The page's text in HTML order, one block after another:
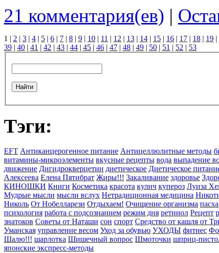
21 комментария(ев) |
1 | 2 | 3 | 4 | 5 | 6 | 7 | 8 | 9 | 10 | 11 | 12 | 13 | 14 | 15 | 16 | 17 | 18 | 19 |
39 | 40 | 41 | 42 | 43 | 44 | 45 | 46 | 47 | 48 | 49 | 50 | 51 | 52 | 53
Тэги:
EFT Антиканцерогенное питание Антицеллюлитные методы
витамины-микроэлементы вкусные рецепты вода выпадение
движение Дигидрокверцетин диетическое Диетическое
Алексеева Елена Пятибрат Жиры!!! Закаливание здоровье
КИНОШКИ Книги Косметика красота кулич купероз Луиза
Мудрые мысли мысли вслух Нетрадиционная медицина
Николь От Нобелларези Отдыхаем! Очищение организма пасха
психология работа с подсознанием режим дня ретинол Рецепт
знатоков Советы от Наташи сон спорт Средство от кашля от
Уманская управление весом Уход за обувью УХОДЫ фитнес
Шалю!!! шарлотка Шишечный вопрос Шмоточки шприц-
японские экспресс-методы